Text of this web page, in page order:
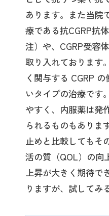
あります。また当院
療である抗CGRP抗
注）や、CGRP受容
取り入れております
く関与する CGRP
いタイプの治療です
やすく、内服薬は発
られるものもありま
止めと比較してもそ
活の質（QOL）の向
上昇が大きく期待で
りますが、試してみ